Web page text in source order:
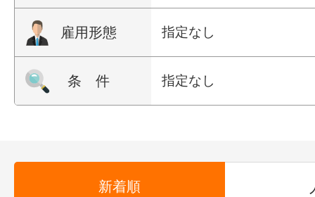
雇用形態 指定なし
条 件 指定なし
新着順